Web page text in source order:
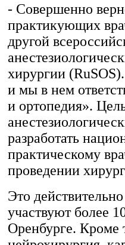
- Совершенно
практикующих
другой
хирургии
и мы в нем
и ортопедия».
разработать
практическому
проведении
Это
участвуют более
Оренбурге. Кроме